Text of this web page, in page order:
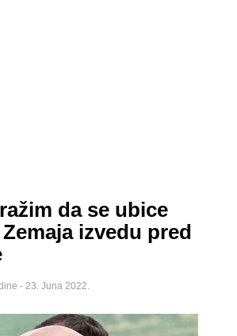
da se ubice
izvedu pred
- 23. Juna 2022.